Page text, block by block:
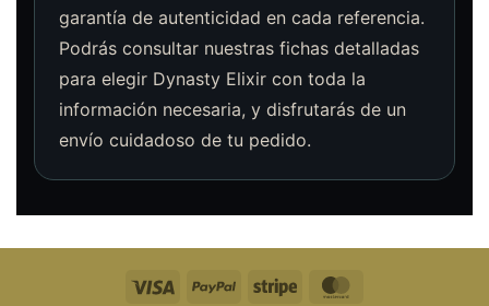
garantía de autenticidad en cada referencia.
Podrás consultar nuestras fichas detalladas
para elegir Dynasty Elixir con toda la
información necesaria, y disfrutarás de un
envío cuidadoso de tu pedido.
Visa PayPal Raya